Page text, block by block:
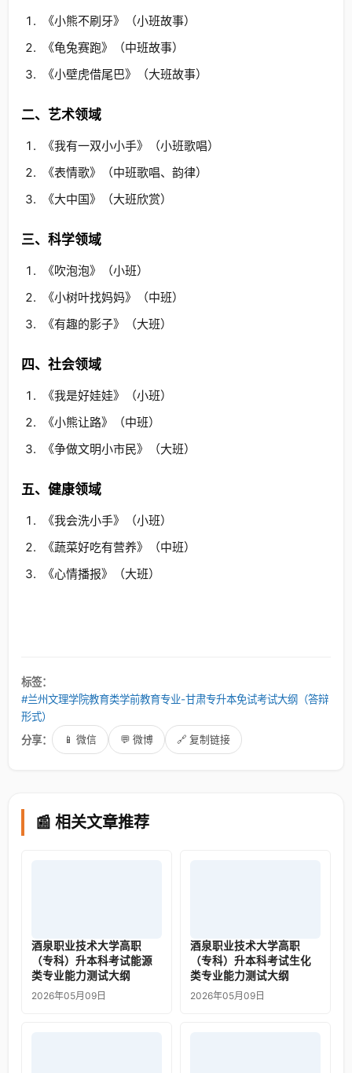
《小熊不刷牙》（小班故事）
《龟兔赛跑》（中班故事）
《小壁虎借尾巴》（大班故事）
二、艺术领域
《我有一双小小手》（小班歌唱）
《表情歌》（中班歌唱、韵律）
《大中国》（大班欣赏）
三、科学领域
《吹泡泡》（小班）
《小树叶找妈妈》（中班）
《有趣的影子》（大班）
四、社会领域
《我是好娃娃》（小班）
《小熊让路》（中班）
《争做文明小市民》（大班）
五、健康领域
《我会洗小手》（小班）
《蔬菜好吃有营养》（中班）
《心情播报》（大班）
标签：
#兰州文理学院教育类学前教育专业-甘肃专升本免试考试大纲（答辩
形式）
分享：
📱 微信 💬 微博 🔗 复制链接
📰 相关文章推荐
酒泉职业技术大学高职
（专科）升本科考试能源
类专业能力测试大纲
2026年05月09日
酒泉职业技术大学高职
（专科）升本科考试生化
类专业能力测试大纲
2026年05月09日